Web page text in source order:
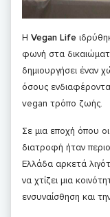
Η Vegan Life
φωνή στα
δημιουργήσει έναν
όσους
vegan τρόπο ζωής.
Σε μια εποχή όπου
διατροφή ήταν
Ελλάδα αρκετά
να χτίζει μια
ενσυναίσθηση και